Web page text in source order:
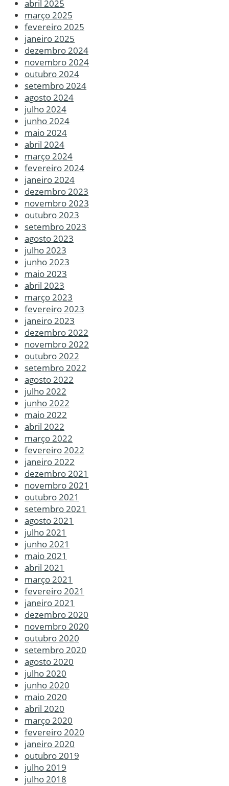
abril 2025
março 2025
fevereiro 2025
janeiro 2025
dezembro 2024
novembro 2024
outubro 2024
setembro 2024
agosto 2024
julho 2024
junho 2024
maio 2024
abril 2024
março 2024
fevereiro 2024
janeiro 2024
dezembro 2023
novembro 2023
outubro 2023
setembro 2023
agosto 2023
julho 2023
junho 2023
maio 2023
abril 2023
março 2023
fevereiro 2023
janeiro 2023
dezembro 2022
novembro 2022
outubro 2022
setembro 2022
agosto 2022
julho 2022
junho 2022
maio 2022
abril 2022
março 2022
fevereiro 2022
janeiro 2022
dezembro 2021
novembro 2021
outubro 2021
setembro 2021
agosto 2021
julho 2021
junho 2021
maio 2021
abril 2021
março 2021
fevereiro 2021
janeiro 2021
dezembro 2020
novembro 2020
outubro 2020
setembro 2020
agosto 2020
julho 2020
junho 2020
maio 2020
abril 2020
março 2020
fevereiro 2020
janeiro 2020
outubro 2019
julho 2019
julho 2018